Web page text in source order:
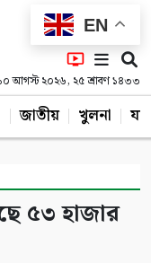
EN
আগস্ট ২০২৬, ২৫ শ্রাবণ ১৪৩৩
জাতীয় খুলনা
৫৩ হাজার